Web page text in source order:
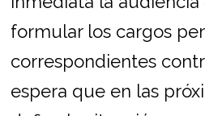
formular los cargos
correspondientes
espera que en las